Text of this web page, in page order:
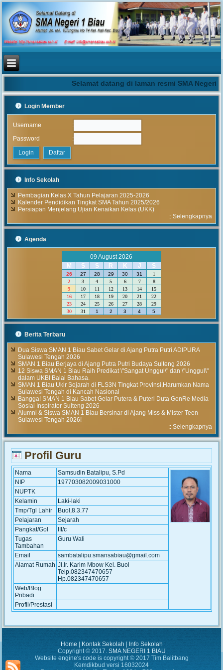
Selamat datang di laman resmi SMA Negeri
Login Member
Username
:
Password
:
Info Sekolah
Pembagian Kelas X Tahun Pelajaran 2025-2026
Kalender Pendidikan Tingkat SMA Tahun 2025/2026
Persiapan Menjelang Ujian Kenaikan Kelas (UKK)
:: Selengkapnya
Agenda
09 August 2026
M
S S R K J S
26 27 28 29 30 31
1
2
3 4 5 6 7
8
9
10 11 12 13 14
15
16
17 18 19 20 21
22
23
24 25 26 27 28
29
30
31 1 2 3 4 5
Berita Terbaru
Dua Siswa SMAN 1 Biau Sabet Gelar di Ajang Putra Putri ADIPURA
Sulawesi Tengah 2026
SMAN 1 Biau Berjaya di Ajang Putra Putri Budaya Sulteng 2026
12 Siswa SMAN 1 Biau Raih Predikat \"Sangat Unggul\" dan \"Unggul\"
dalam UKBI Balai Bahasa.
SMAN 1 Biau Ukir Sejarah di FLS3N Tingkat Provinsi,Harumkan Nama
Sulawesi Tengah di Kancah Nasional
Bangga! SMAN 1 Biau Sabet Gelar Putera & Puteri Duta GenRe Media
Sosial Inspirator Sulteng 2026
Alumni & Siswa SMAN 1 Biau Bersinar di Ajang Miss & Mister Teen
Sulawesi Tengah 2026!
:: Selengkapnya
Profil Guru
Nama
Samsudin Batalipu, S.Pd
NIP
197703082009031000
NUPTK
Kelamin
Laki-laki
Tmp/Tgl Lahir
Buol,8.3.77
Pelajaran
Sejarah
Pangkat/Gol
III/c
Tugas
Tambahan
Guru Wali
Email
sambatalipu.smansabiau@gmail.com
Alamat Rumah Jl.Ir. Karim Mbow Kel. Buol
Telp.082347470657
Hp.082347470657
Web/Blog
Pribadi
Profil/Prestasi
Home Kontak Sekolah
Info Sekolah
Copyright © 2017. SMA NEGERI 1 BIAU
Website engine's code is copyright © 2017 Tim Balitbang
Kemdikbud versi 16032024